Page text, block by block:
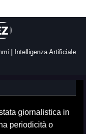
| Intelligenza Artificiale
giornalistica in
periodicità o